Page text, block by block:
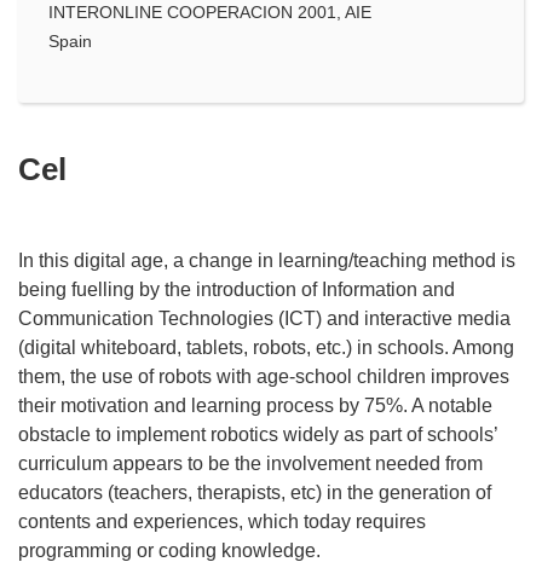
INTERONLINE COOPERACION 2001, AIE
Spain
Cel
In this digital age, a change in learning/teaching method is
being fuelling by the introduction of Information and
Communication Technologies (ICT) and interactive media
(digital whiteboard, tablets, robots, etc.) in schools. Among
them, the use of robots with age-school children improves
their motivation and learning process by 75%. A notable
obstacle to implement robotics widely as part of schools’
curriculum appears to be the involvement needed from
educators (teachers, therapists, etc) in the generation of
contents and experiences, which today requires
programming or coding knowledge.